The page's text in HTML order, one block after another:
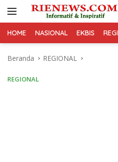
HOME NASIONAL EKBIS
Beranda REGIONAL
REGIONAL